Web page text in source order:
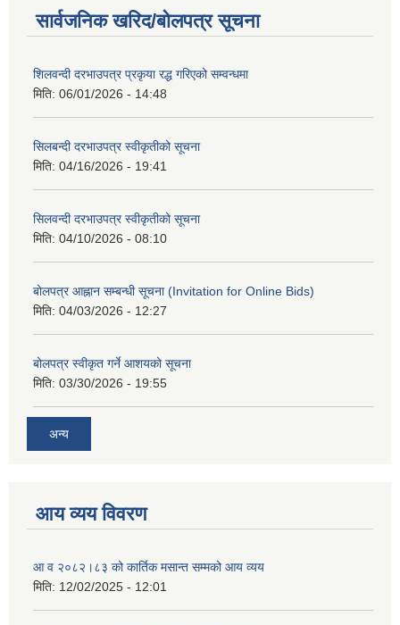
सार्वजनिक खरिद/बोलपत्र सूचना
शिलवन्दी दरभाउपत्र प्रकृया रद्ध गरिएको सम्वन्धमा
मिति: 06/01/2026 - 14:48
सिलबन्दी दरभाउपत्र स्वीकृतीको सूचना
मिति: 04/16/2026 - 19:41
सिलवन्दी दरभाउपत्र स्वीकृतीको सूचना
मिति: 04/10/2026 - 08:10
बोलपत्र आह्नान सम्बन्धी सूचना (Invitation for Online Bids)
मिति: 04/03/2026 - 12:27
बोलपत्र स्वीकृत गर्ने आशयको सूचना
मिति: 03/30/2026 - 19:55
अन्य
आय व्यय विवरण
आ व २०८२।८३ को कार्तिक मसान्त सम्मको आय व्यय
मिति: 12/02/2025 - 12:01